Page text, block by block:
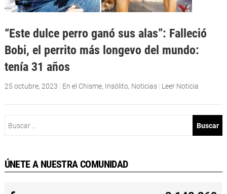
“Este dulce perro ganó sus alas”: Falleció
Bobi, el perrito más longevo del mundo:
tenía 31 años
25 octubre, 2023 | En el Chisme, Insólito, Noticias | Leer Noticia
ÚNETE A NUESTRA COMUNIDAD